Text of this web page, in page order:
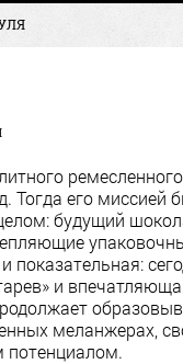
Тогда его
будущий
и
меланжерах,
потенциалом.